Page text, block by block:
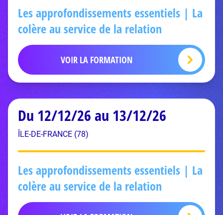
Les approfondissements essentiels | La
colère au service de la relation
VOIR LA FORMATION
Du 12/12/26 au 13/12/26
ÎLE-DE-FRANCE (78)
Les approfondissements essentiels | La
colère au service de la relation